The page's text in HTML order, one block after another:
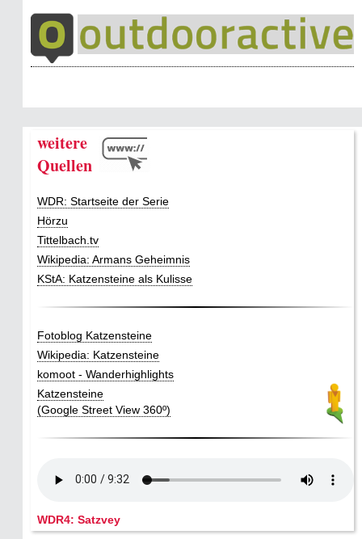
weitere
Quellen
WDR: Startseite der Serie
Hörzu
Tittelbach.tv
Wikipedia: Armans Geheimnis
KStA: Katzensteine als Kulisse
Fotoblog Katzensteine
Wikipedia: Katzensteine
komoot - Wanderhighlights
Katzensteine
(Google Street View 360º)
WDR4: Satzvey